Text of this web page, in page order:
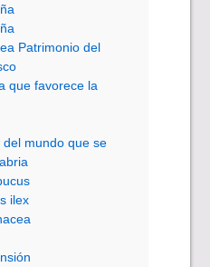
Patrimonio del
que favorece la
mundo que se
ilex